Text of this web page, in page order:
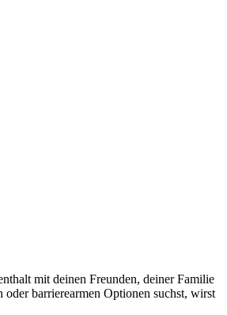
mit deinen Freunden, deiner Familie
barrierearmen Optionen suchst, wirst